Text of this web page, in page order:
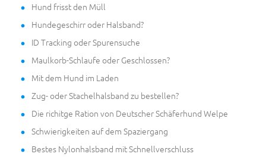
Hund frisst den Müll
Hundegeschirr oder Halsband?
ID Tracking oder Spurensuche
Maulkorb-Schlaufe oder Geschlossen?
Mit dem Hund im Laden
Zug- oder Stachelhalsband zu bestellen?
Die richitge Ration von Deutscher Schäferhund Welpe
Schwierigkeiten auf dem Spaziergang
Bestes Nylonhalsband mit Schnellverschluss